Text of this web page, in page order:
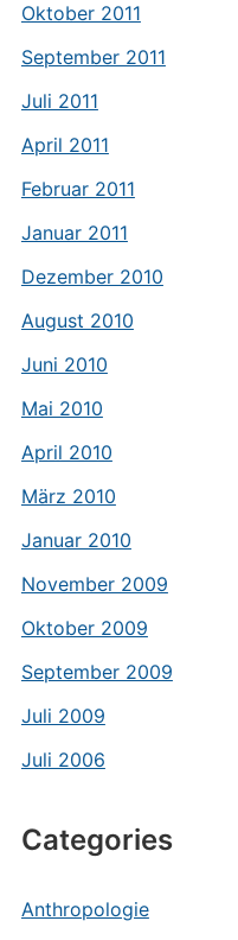
Oktober 2011
September 2011
Juli 2011
April 2011
Februar 2011
Januar 2011
Dezember 2010
August 2010
Juni 2010
Mai 2010
April 2010
März 2010
Januar 2010
November 2009
Oktober 2009
September 2009
Juli 2009
Juli 2006
Categories
Anthropologie